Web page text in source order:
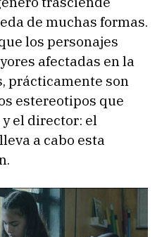
de muchas formas.
los personajes
afectadas en la
prácticamente son
estereotipos que
el director: el
a cabo esta